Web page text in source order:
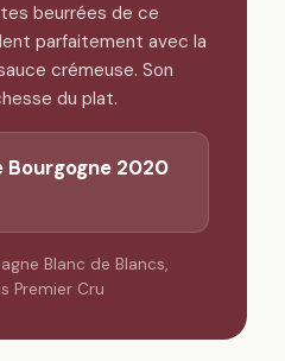
beurrées de ce
parfaitement avec la
crémeuse. Son
du plat.
Bourgogne 2020
Blanc de Blancs,
Premier Cru